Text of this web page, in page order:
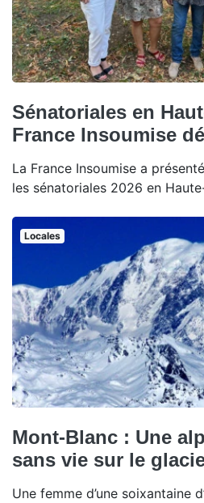
Sénatoriales en
France Insoumise
La France Insoumise a
les sénatoriales 2026 en
Locales
Mont-Blanc : Une
sans vie sur le
Une femme d’une soixantaine